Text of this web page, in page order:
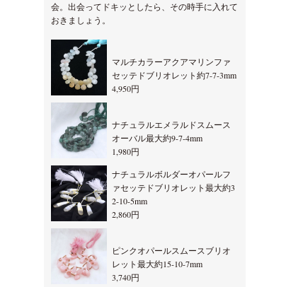
会。出会ってドキッとしたら、その時手に入れて
おきましょう。
マルチカラーアクアマリンファ
セッテドブリオレット約7-7-3mm
4,950円
ナチュラルエメラルドスムース
オーバル最大約9-7-4mm
1,980円
ナチュラルボルダーオパールフ
ァセッテドブリオレット最大約3
2-10-5mm
2,860円
ピンクオパールスムースブリオ
レット最大約15-10-7mm
3,740円